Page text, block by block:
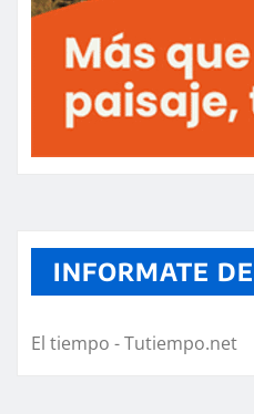
INFORMATE
El tiempo - Tutiempo.net